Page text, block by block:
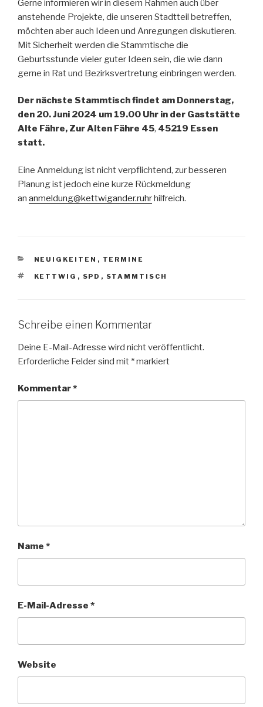
Gerne informieren wir in diesem Rahmen auch über
anstehende Projekte, die unseren Stadtteil betreffen,
möchten aber auch Ideen und Anregungen diskutieren.
Mit Sicherheit werden die Stammtische die
Geburtsstunde vieler guter Ideen sein, die wie dann
gerne in Rat und Bezirksvertretung einbringen werden.
Der nächste Stammtisch findet am Donnerstag,
den 20. Juni 2024 um 19.00 Uhr in der Gaststätte
Alte Fähre, Zur Alten Fähre 45, 45219 Essen
statt.
Eine Anmeldung ist nicht verpflichtend, zur besseren
Planung ist jedoch eine kurze Rückmeldung
an anmeldung@kettwigander.ruhrhilfreich.
KATEGORIEN
NEUIGKEITEN , TERMINE
SCHLAGWÖRTER
KETTWIG , SPD , STAMMTISCH
Schreibe einen Kommentar
Deine E-Mail-Adresse wird nicht veröffentlicht.
Erforderliche Felder sind mit *markiert
Kommentar*
Name *
E-Mail-Adresse *
Website